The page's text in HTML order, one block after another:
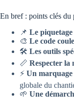
En bref : points clés du
📌 Le
🎨 Le code
🛠️ Les outils
📏 Respecter la
⚡ Un marquage
globale du
🌱 Une